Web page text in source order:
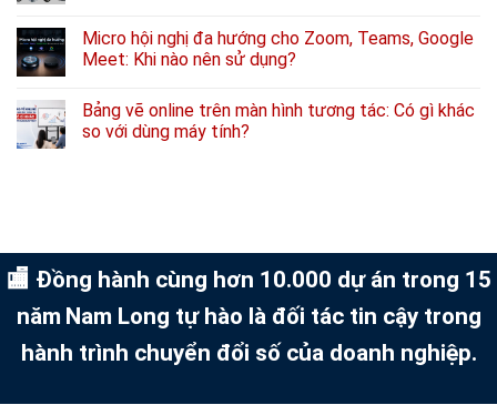
Micro hội nghị đa hướng cho Zoom, Teams, Google
Meet: Khi nào nên sử dụng?
Bảng vẽ online trên màn hình tương tác: Có gì khác
so với dùng máy tính?
🏬 Đồng hành cùng hơn 10.000 dự án trong 15
năm Nam Long tự hào là đối tác tin cậy trong
hành trình chuyển đổi số của doanh nghiệp.